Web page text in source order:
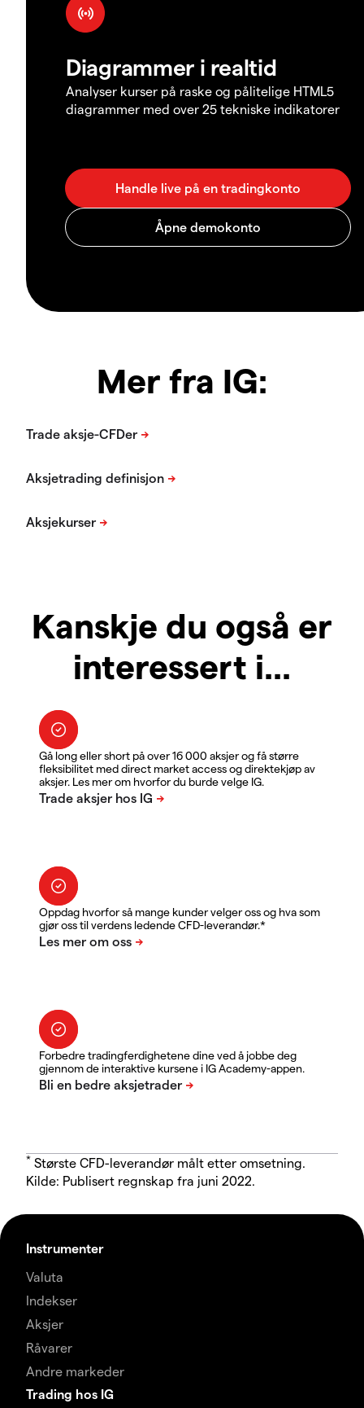
Diagrammer i realtid
Analyser kurser på raske og pålitelige HTML5
diagrammer med over 25 tekniske indikatorer
Mer fra IG:
Kanskje du også er
interessert i...
Gå long eller short på over 16 000 aksjer og få større
fleksibilitet med direct market access og direktekjøp av
aksjer. Les mer om hvorfor du burde velge IG.
Oppdag hvorfor så mange kunder velger oss og hva som
gjør oss til verdens ledende CFD-leverandør.*
Forbedre tradingferdighetene dine ved å jobbe deg
gjennom de interaktive kursene i IG Academy-appen.
* Største CFD-leverandør målt etter omsetning.
Kilde: Publisert regnskap fra juni 2022.
Instrumenter
Valuta
Indekser
Aksjer
Råvarer
Andre markeder
Trading hos IG